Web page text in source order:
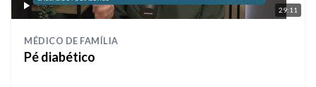
29:11
MÉDICO DE FAMÍLIA
Pé diabético